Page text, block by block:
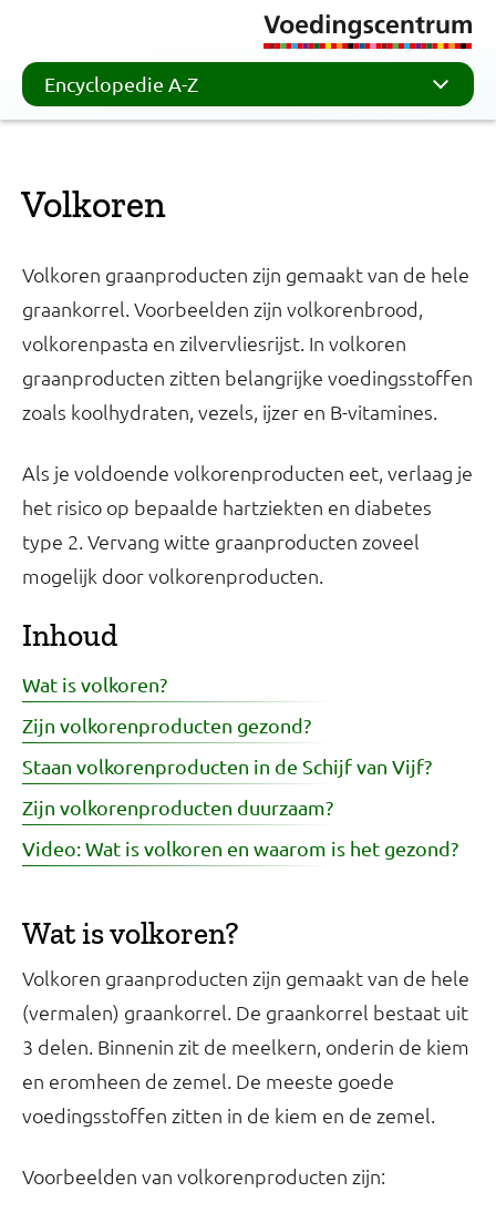
Encyclopedie A-Z
Volkoren
Volkoren graanproducten zijn gemaakt van de hele
graankorrel. Voorbeelden zijn volkorenbrood,
volkorenpasta en zilvervliesrijst. In volkoren
graanproducten zitten belangrijke voedingsstoffen
zoals koolhydraten, vezels, ijzer en B-vitamines.
Als je voldoende volkorenproducten eet, verlaag je
het risico op bepaalde hartziekten en diabetes
type 2. Vervang witte graanproducten zoveel
mogelijk door volkorenproducten.
Inhoud
Wat is volkoren?
Zijn volkorenproducten gezond?
Staan volkorenproducten in de Schijf van Vijf?
Zijn volkorenproducten duurzaam?
Video: Wat is volkoren en waarom is het gezond?
Wat is volkoren?
Volkoren graanproducten zijn gemaakt van de hele
(vermalen) graankorrel. De graankorrel bestaat uit
3 delen. Binnenin zit de meelkern, onderin de kiem
en eromheen de zemel. De meeste goede
voedingsstoffen zitten in de kiem en de zemel.
Voorbeelden van volkorenproducten zijn: